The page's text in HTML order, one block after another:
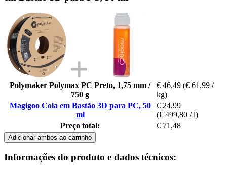
Polymaker Polymax PC Preto, 1,75 mm /
750 g
€ 46,49 (€ 61,99 /
kg)
Magigoo Cola em Bastão 3D para PC, 50
ml
€ 24,99
(€ 499,80 / l)
Preço total:
€ 71,48
Adicionar ambos ao carrinho
Informações do produto e dados técnicos: